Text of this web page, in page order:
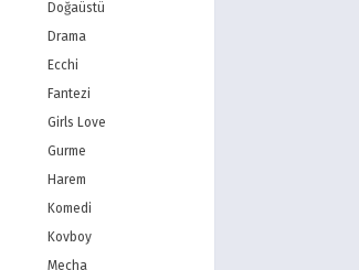
PBS Kids
FOX Türkiye
Doğaüstü
Drama
Ecchi
Fantezi
Girls Love
Gurme
Harem
Komedi
Kovboy
Mecha